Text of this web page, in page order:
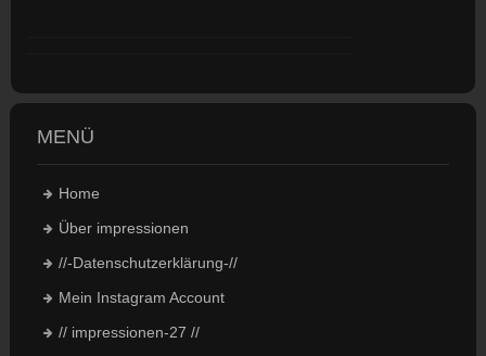
MENÜ
Home
Über impressionen
//-Datenschutzerklärung-//
Mein Instagram Account
// impressionen-27 //